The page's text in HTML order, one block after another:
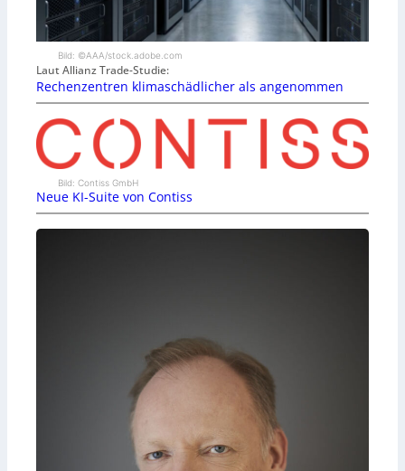
Bild: ©AAA/stock.adobe.com
Laut Allianz Trade-Studie:
Rechenzentren klimaschädlicher als angenommen
Bild: Contiss GmbH
Neue KI-Suite von Contiss